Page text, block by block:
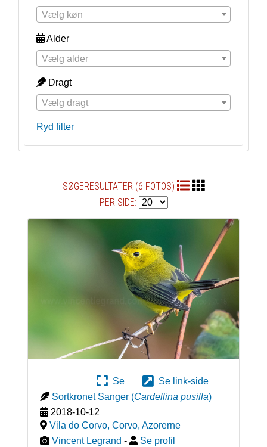
Vælg køn
Alder
Vælg alder
Dragt
Vælg dragt
Ryd filter
SØGERESULTATER (6 FOTOS)
PER SIDE:
Se
Se link-side
Sortkronet Sanger (Cardellina pusilla)
2018-10-12
Vila do Corvo, Corvo, Azorerne
Vincent Legrand - Se profil